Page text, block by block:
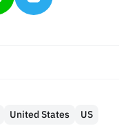
United States
US